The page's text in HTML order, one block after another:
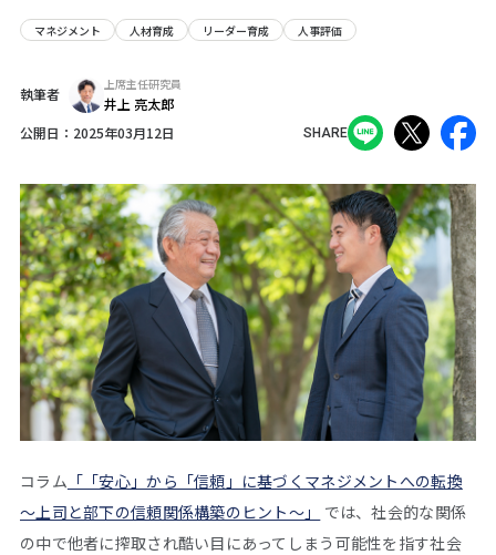
マネジメント 人材育成 リーダー育成 人事評価
公開日： 2025年03月12日 SHARE
執筆者
上席主任研究員
井上 亮太郎
コラム 「「安心」から「信頼」に基づくマネジメントへの転換
～上司と部下の信頼関係構築のヒント～」
では、社会的な関係
の中で他者に搾取され酷い目にあってしまう可能性を指す社会